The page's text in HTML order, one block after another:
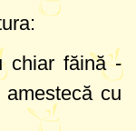
chiar făină -
cu